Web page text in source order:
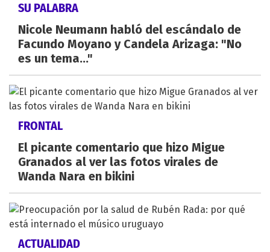
SU PALABRA
Nicole Neumann habló del escándalo de
Facundo Moyano y Candela Arizaga: "No
es un tema..."
FRONTAL
El picante comentario que hizo Migue
Granados al ver las fotos virales de
Wanda Nara en bikini
ACTUALIDAD